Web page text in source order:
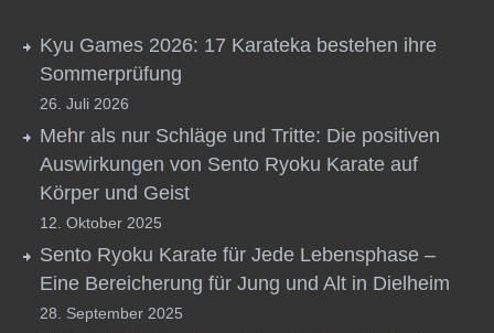
Kyu Games 2026: 17 Karateka bestehen ihre
Sommerprüfung
26. Juli 2026
Mehr als nur Schläge und Tritte: Die positiven
Auswirkungen von Sento Ryoku Karate auf
Körper und Geist
12. Oktober 2025
Sento Ryoku Karate für Jede Lebensphase –
Eine Bereicherung für Jung und Alt in Dielheim
28. September 2025